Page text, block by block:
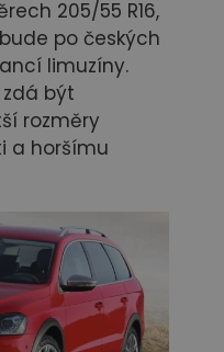
205/55 R16,
po českých
limuzíny.
zdá být
rozměry
a horšímu